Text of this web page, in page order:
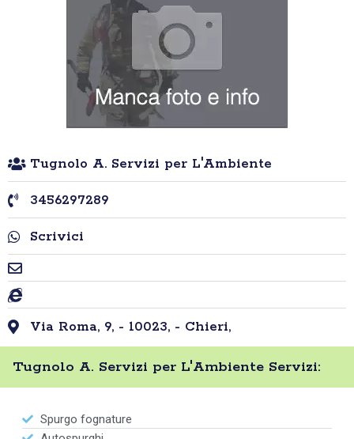
Tugnolo A. Servizi per L'Ambiente
3456297289
Scrivici
Via Roma, 9, - 10023, - Chieri,
Tugnolo A. Servizi per L'Ambiente Servizi:
Spurgo fognature